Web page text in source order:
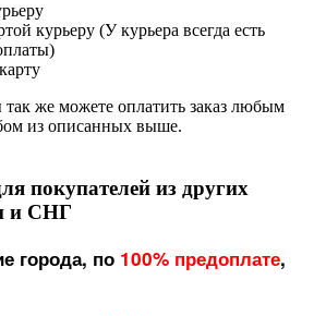
курьеру (У курьера всегда есть
так же можете оплатить заказ любым
из описанных выше.
покупателей из других
и СНГ
города, по 100% предоплате,